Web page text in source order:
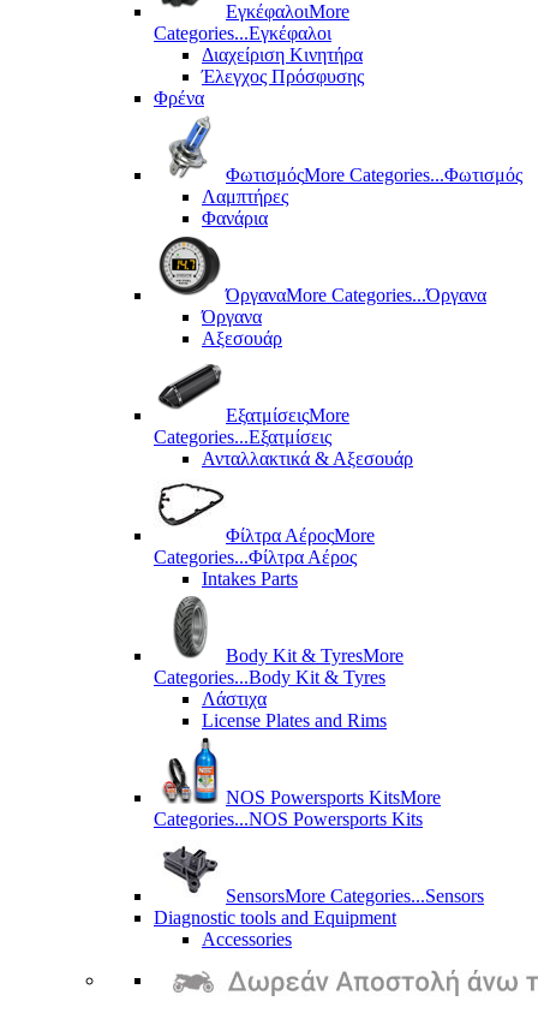
ΕγκέφαλοιMore
Categories...Εγκέφαλοι
Διαχείριση Κινητήρα
Έλεγχος Πρόσφυσης
Φρένα
ΦωτισμόςMore Categories...Φωτισμός
Λαμπτήρες
Φανάρια
ΌργαναMore Categories...Όργανα
Όργανα
Αξεσουάρ
ΕξατμίσειςMore
Categories...Εξατμίσεις
Ανταλλακτικά & Αξεσουάρ
Φίλτρα ΑέροςMore
Categories...Φίλτρα Αέρος
Intakes Parts
Body Kit & TyresMore
Categories...Body Kit & Tyres
Λάστιχα
License Plates and Rims
NOS Powersports KitsMore
Categories...NOS Powersports Kits
SensorsMore Categories...Sensors
Diagnostic tools and Equipment
Accessories